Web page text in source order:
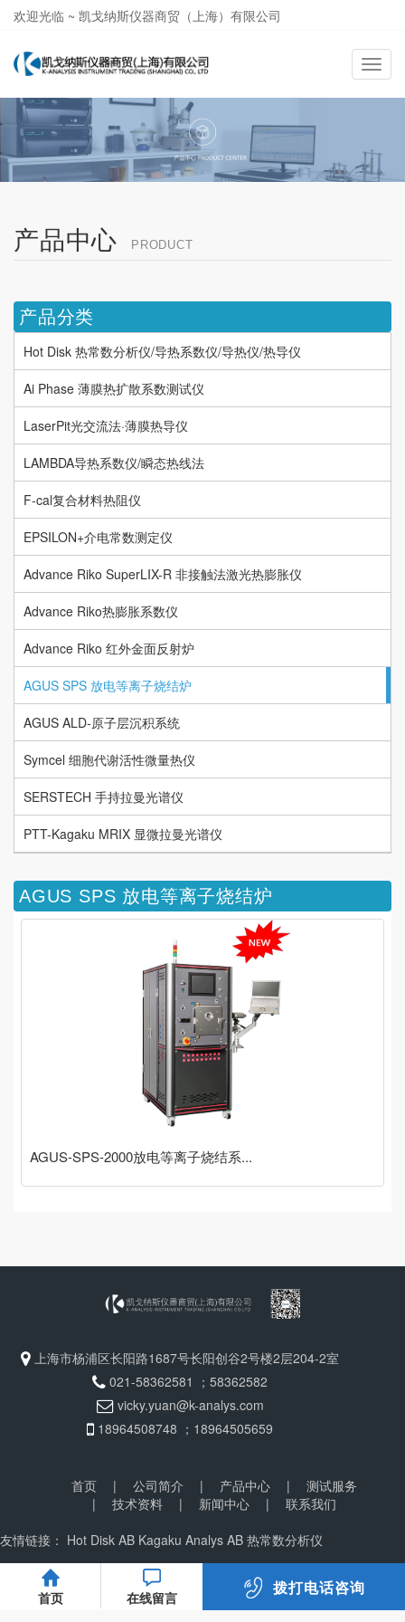
欢迎光临 ~ 凯戈纳斯仪器商贸（上海）有限公司
导
航
切
产品中心 PRODUCT
产品分类
Hot Disk 热常数分析仪/导热系数仪/导热仪/热导仪
Ai Phase 薄膜热扩散系数测试仪
LaserPit光交流法·薄膜热导仪
LAMBDA导热系数仪/瞬态热线法
F-cal复合材料热阻仪
EPSILON+介电常数测定仪
Advance Riko SuperLIX-R 非接触法激光热膨胀仪
Advance Riko热膨胀系数仪
Advance Riko 红外金面反射炉
AGUS SPS 放电等离子烧结炉
AGUS ALD-原子层沉积系统
Symcel 细胞代谢活性微量热仪
SERSTECH 手持拉曼光谱仪
PTT-Kagaku MRIX 显微拉曼光谱仪
AGUS SPS 放电等离子烧结炉
AGUS-SPS-2000放电等离子烧结系...
上海市杨浦区长阳路1687号长阳创谷2号楼2层204-2室
021-58362581 ；58362582
vicky.yuan@k-analys.com
18964508748 ；18964505659
首页 | 公司简介 | 产品中心 |
测试服务
|
技术资料 | 新闻中心 |
联系我们
友情链接： Hot Disk AB Kagaku Analys AB 热常数分析仪
2025 凯戈纳斯仪器商贸（上海）有限公司 保留所有权利 沪ICP备
18008743号-4
首页 在线留言 拨打电话咨询